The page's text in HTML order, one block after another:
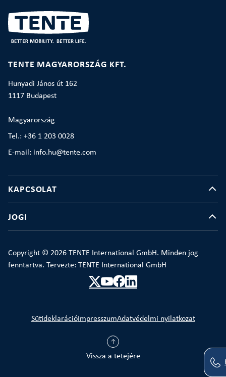
TENTE MAGYARORSZÁG KFT.
Hunyadi János út 162
1117 Budapest
Magyarország
Tel.: +36 1 203 0028
E-mail: info.hu@tente.com
KAPCSOLAT
JOGI
Copyright © 2026 TENTE International GmbH. Minden jog
fenntartva. Tervezte: TENTE International GmbH
Vissza a tetejére
SütideklarációImpresszumAdatvédelmi nyilatkozat